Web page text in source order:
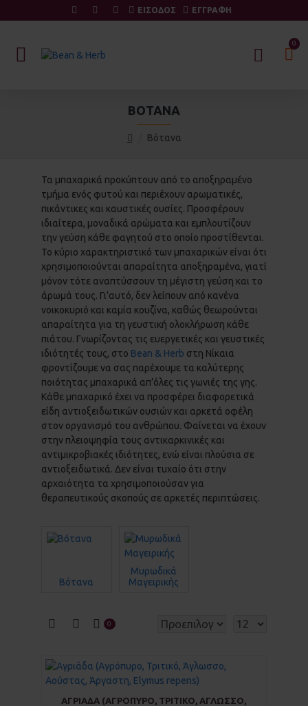
ΕΙΣΟΔΟΣ ΕΓΓΡΑΦΗ
0
Βότανα
ΒΌΤΑΝΑ
Τα μπαχαρικά προκύπτουν από το αποξηραμένο
τμήμα ενός φυτού και περιέχουν αρωματικές,
πικάντικες και καυστικές ουσίες. Προσφέρουν
ιδιαίτερα, μοναδικά αρώματα και εμπλουτίζουν
την γεύση κάθε φαγητού στο οποίο προστίθενται.
Το κύριο χαρακτηριστικό των μπαχαρικών είναι ότι
χρησιμοποιούνται απαραίτητα αποξηραμένα, γιατί
μόνον τότε αναπτύσσουν τη μέγιστη γεύση και το
άρωμά τους. Γι’αυτό, δεν λείπουν από κανένα
νοικοκυριό και καμία κουζίνα, καθώς θεωρούνται
απαραίτητα για τη γευστική ολοκλήρωση κάθε
πιάτου. Γνωρίζοντας τις ευεργετικές και γευστικές
ιδιότητές τους, στο Bean & Herb στη Νίκαια
φροντίζουμε να σας παρέχουμε τα καλύτερης
ποιότητας μπαχαρικά απ’όλες τις γωνιές της γης.
Κάθε μπαχαρικό έχει να προσφέρει διαφορετικά
είδη αντιοξειδωτικών ουσιών και αρκετά οφέλη
στον οργανισμό του ανθρώπου. Φαίνεται να έχουν
στην πλειοψηφία τους αντικαρκινικές και
αντιμικροβιακές ιδιότητες, ενώ είναι πλούσια σε
αντιοξειδωτικά. Δεν είναι τυχαίο ότι στην
αρχαιότητα τα χρησιμοποιούσαν για
θεραπευτικούς σκοπούς σε αρκετές περιπτώσεις.
Βότανα
Μυρωδικά
Μαγειρικής
0
ΑΓΡΙΆΔΑ (ΑΓΡΌΠΥΡΟ, ΤΡΙΤΙΚΌ, ΆΓΛΩΣΣΟ,